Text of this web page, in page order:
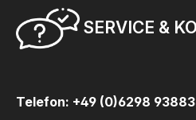
SERVICE &
Telefon: +49 (0)6298